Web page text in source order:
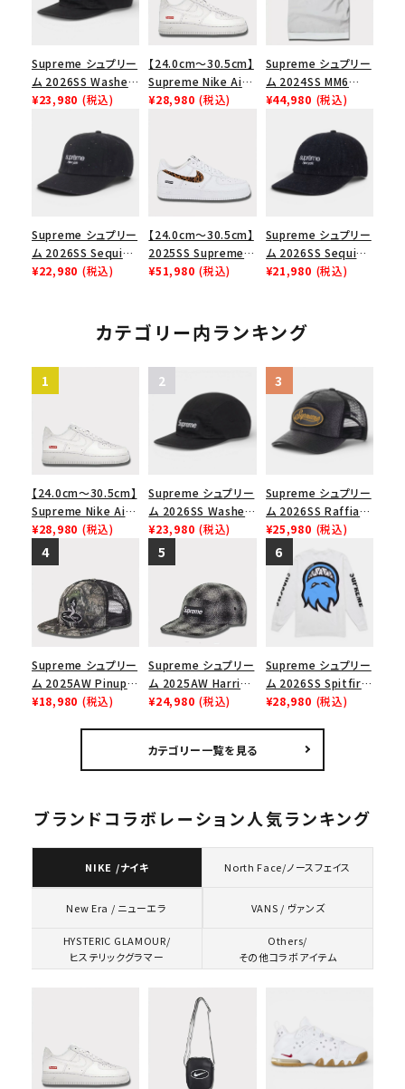
Supreme シュプリー
ム 2026SS Washed
Chino Twill Camp
ノツイル キャンプキャ
ップ ブラック
¥23,980 (税込)
【24.0cm～30.5cm】
Supreme Nike Air
Force 1 Low シュプ
ューズ ホワイト
¥28,980 (税込)
Supreme シュプリー
ム 2024SS MM6
Maison Margiela
メゾンマルジェラボッ
クスロゴTシャツ ホ
ワイト 白
¥44,980 (税込)
Supreme シュプリー
ム 2026SS Sequin
Denim Classic
シックロゴ 6パネルキ
ャップ インディゴ
¥22,980 (税込)
【24.0cm～30.5cm】
2025SS Supreme
GOODENOUGH
ムグッドイナフ ナイキ
エアフォース１スニー
¥51,980 (税込)
Supreme シュプリー
ム 2026SS Sequin
Denim Classic
シックロゴ 6パネルキ
ャップ ブラック
¥21,980 (税込)
カテゴリー内ランキング
【24.0cm～30.5cm】
Supreme Nike Air
Force 1 Low シュプ
リーム ナイキエアフォ
ース１スニーカー シ
ューズ ホワイト
¥28,980 (税込)
Supreme シュプリー
ム 2026SS Washed
Chino Twill Camp
Cap ウォッシュド チ
ノツイル キャンプキャ
ップ ブラック
¥23,980 (税込)
Supreme シュプリー
ム 2026SS Raffia
Mesh Back 5-Panel
ラフィアメッシュバック
5パネルキャップ ブラ
ック
¥25,980 (税込)
Supreme シュプリー
ム 2025AW Pinup
Mesh Back 5-Panel
バーHTC フォールカ
¥18,980 (税込)
Supreme シュプリー
ム 2025AW Harris
Tweed Camp Cap
¥24,980 (税込)
Supreme シュプリー
ム 2026SS Spitfire
L/S Tee スピットファ
¥28,980 (税込)
カテゴリー一覧を見る
ブランドコラボレーション人気ランキング
NIKE /ナイキ North Face/ノースフェイス
New Era / ニューエラ VANS / ヴァンズ
HYSTERIC GLAMOUR/
ヒステリックグラマー
Others/
その他コラボアイテム